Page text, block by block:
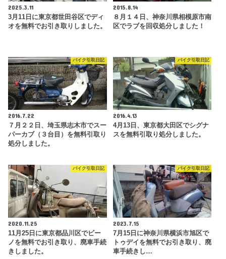
2025.3.11
3月11日に東京都世田谷区でディ
オを無料でお引き取りしました。
2015.8.14
８月１４日、神奈川県相模原市南
区でラブを回収処分しました！
バイク引取日記
2016.7.22
７月２２日、埼玉県志木市でスー
パーカブ（３台目）を無料引取り
処分しました。
バイク引取日記
2016.4.13
4月13日、東京都大田区でシグナ
スを無料引取り処分しました。
バイク引取日記
2020.11.25
11月25日に東京都品川区でビー
ノを無料でお引き取り、廃車手続
きしました。
バイク引取日記
2023.7.15
7月15日に神奈川県横浜市旭区で
トゥデイを無料でお引き取り、廃
車手続きし…